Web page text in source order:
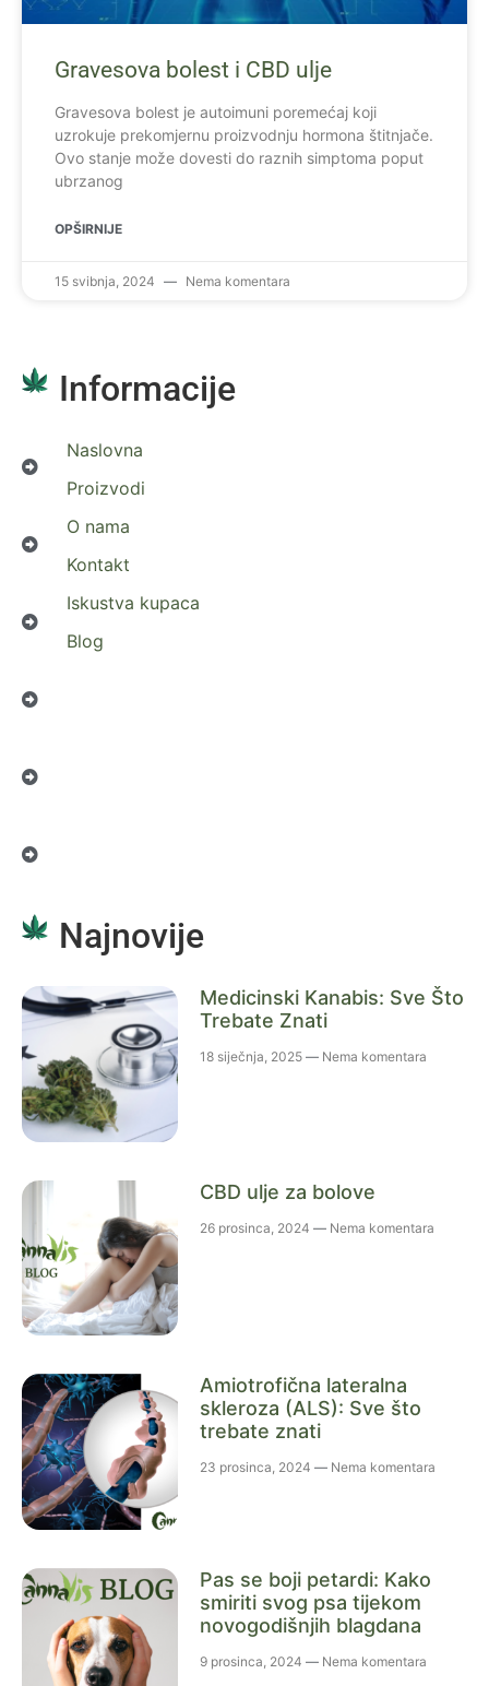
Gravesova bolest i CBD ulje
Gravesova bolest je autoimuni poremećaj koji
uzrokuje prekomjernu proizvodnju hormona štitnjače.
Ovo stanje može dovesti do raznih simptoma poput
ubrzanog
OPŠIRNIJE
15 svibnja, 2024 Nema komentara
Informacije
Naslovna
Proizvodi
O nama
Kontakt
Iskustva kupaca
Blog
Najnovije
Medicinski Kanabis: Sve Što
Trebate Znati
18 siječnja, 2025 Nema komentara
CBD ulje za bolove
26 prosinca, 2024 Nema komentara
Amiotrofična lateralna
skleroza (ALS): Sve što
trebate znati
23 prosinca, 2024 Nema komentara
Pas se boji petardi: Kako
smiriti svog psa tijekom
novogodišnjih blagdana
9 prosinca, 2024 Nema komentara